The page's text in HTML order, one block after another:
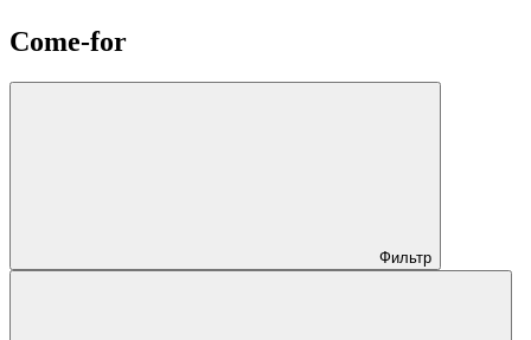
Come-for
Фильтр